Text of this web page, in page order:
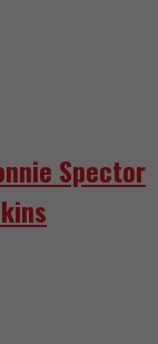
Spector